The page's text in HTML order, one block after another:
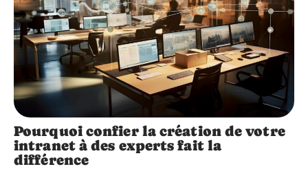
Pourquoi confier la création de votre
intranet à des experts fait la
différence